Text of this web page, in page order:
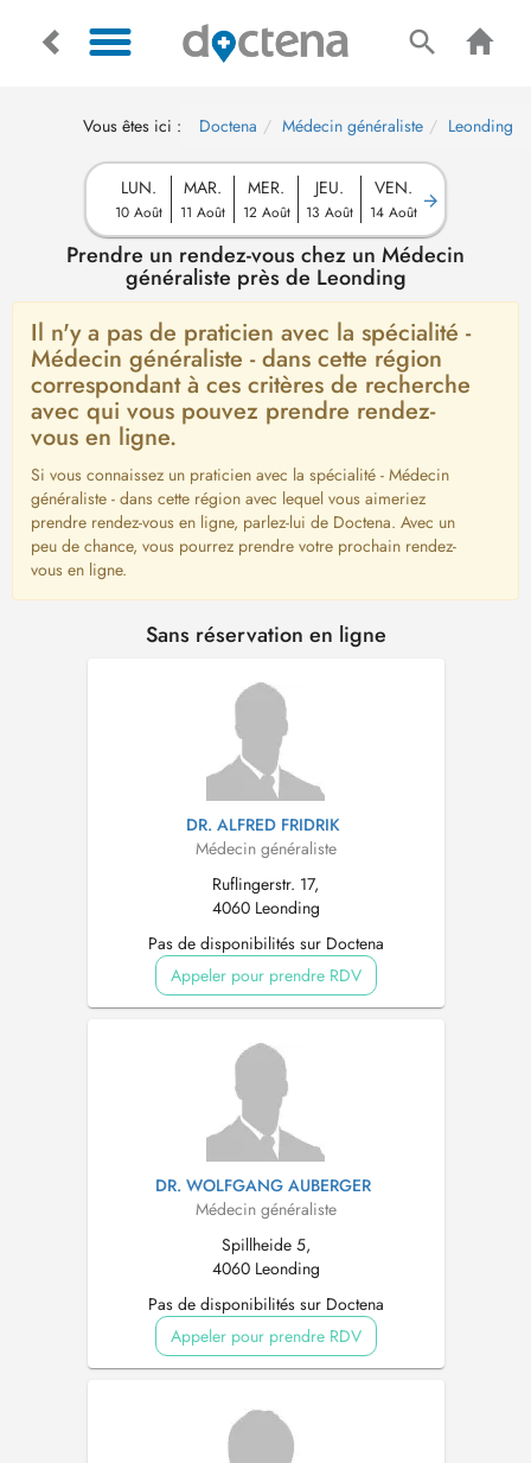
Vous êtes ici : Doctena Médecin généraliste Leonding
LUN.
10 Août
MAR.
11 Août
MER.
12 Août
JEU.
13 Août
VEN.
14 Août
Prendre un rendez-vous chez un Médecin
généraliste près de Leonding
Il n'y a pas de praticien avec la spécialité -
Médecin généraliste - dans cette région
correspondant à ces critères de recherche
avec qui vous pouvez prendre rendez-
vous en ligne.
Si vous connaissez un praticien avec la spécialité - Médecin
généraliste - dans cette région avec lequel vous aimeriez
prendre rendez-vous en ligne, parlez-lui de Doctena. Avec un
peu de chance, vous pourrez prendre votre prochain rendez-
vous en ligne.
Sans réservation en ligne
DR. ALFRED FRIDRIK
Médecin généraliste
Ruflingerstr. 17,
4060 Leonding
Pas de disponibilités sur Doctena
Appeler pour prendre RDV
DR. WOLFGANG AUBERGER
Médecin généraliste
Spillheide 5,
4060 Leonding
Pas de disponibilités sur Doctena
Appeler pour prendre RDV